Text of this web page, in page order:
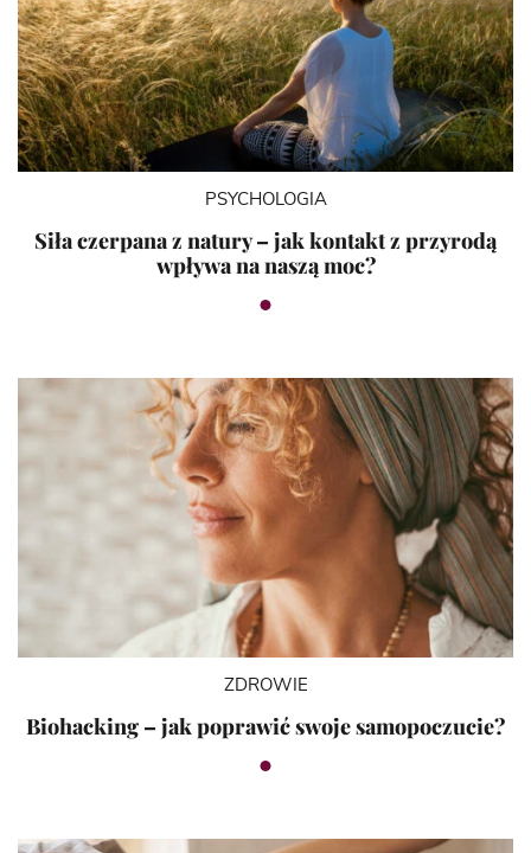
PSYCHOLOGIA
Siła czerpana z natury – jak kontakt z przyrodą
wpływa na naszą moc?
ZDROWIE
Biohacking – jak poprawić swoje samopoczucie?